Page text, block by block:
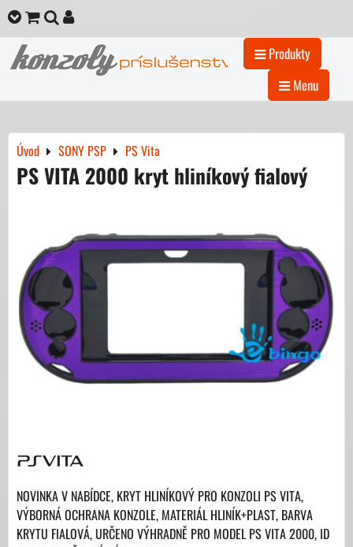
Produkty
Menu
Úvod SONY PSP PS Vita
PS VITA 2000 kryt hliníkový fialový
NOVINKA V NABÍDCE, KRYT HLINÍKOVÝ PRO KONZOLI PS VITA,
VÝBORNÁ OCHRANA KONZOLE, MATERIÁL HLINÍK+PLAST, BARVA
KRYTU FIALOVÁ, URČENO VÝHRADNĚ PRO MODEL PS VITA 2000, ID